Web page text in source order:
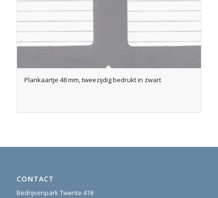
Plankaartje 48 mm, tweezijdig bedrukt in zwart
CONTACT
Bedrijvenpark Twente 418